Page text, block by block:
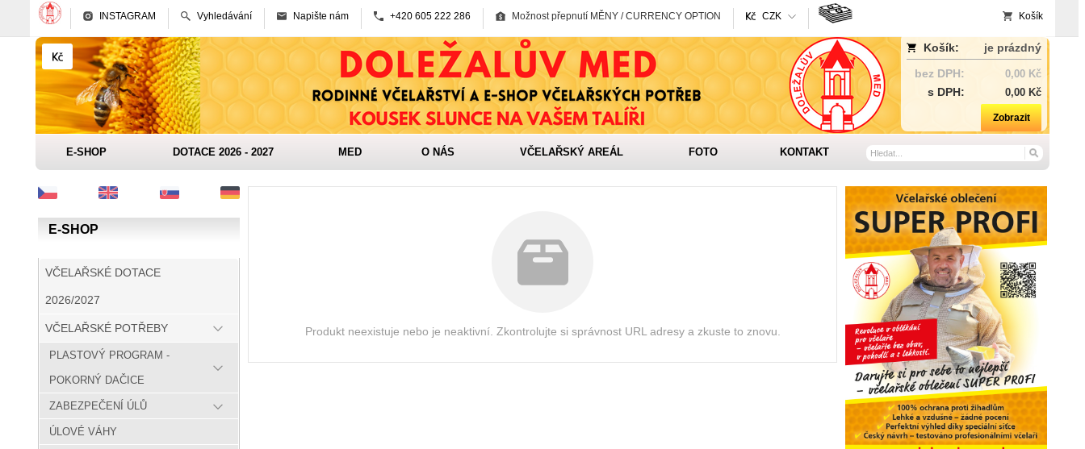
INSTAGRAM Vyhledávání Napište nám +420 605 222 286 Možnost přepnutí MĚNY / CURRENCY OPTION CZK Košík
Košík:
je prázdný
bez DPH:
0,00 Kč
s DPH: 0,00 Kč
Zobrazit
E-SHOP DOTACE 2026 - 2027 MED O NÁS VČELAŘSKÝ AREÁL FOTO KONTAKT
E-SHOP
VČELAŘSKÉ DOTACE
2026/2027
VČELAŘSKÉ POTŘEBY
PLASTOVÝ PROGRAM -
POKORNÝ DAČICE
ZABEZPEČENÍ ÚLŮ
ÚLOVÉ VÁHY
Produkt neexistuje nebo je neaktivní. Zkontrolujte si správnost URL adresy a zkuste to znovu.